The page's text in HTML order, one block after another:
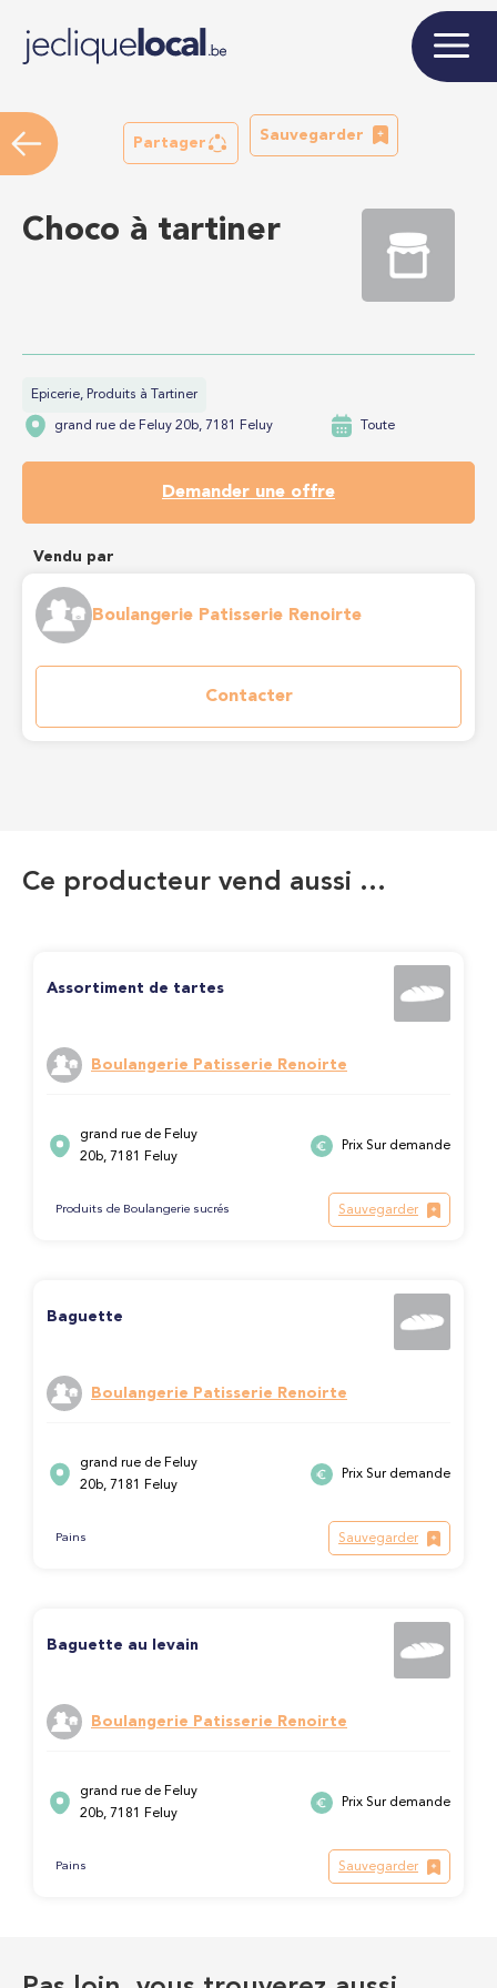
Partager
Sauvegarder
Choco à tartiner
Epicerie, Produits à Tartiner
grand rue de Feluy 20b, 7181 Feluy Toute
Demander une offre
Vendu par
Boulangerie Patisserie Renoirte
Contacter
Ce producteur vend aussi …
Assortiment de tartes
Boulangerie Patisserie Renoirte
grand rue de Feluy
20b, 7181 Feluy
Prix Sur demande
Produits de Boulangerie sucrés Sauvegarder
Baguette
Boulangerie Patisserie Renoirte
grand rue de Feluy
20b, 7181 Feluy
Prix Sur demande
Pains Sauvegarder
Baguette au levain
Boulangerie Patisserie Renoirte
grand rue de Feluy
20b, 7181 Feluy
Prix Sur demande
Pains Sauvegarder